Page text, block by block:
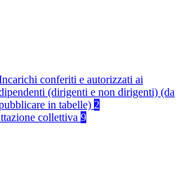
conferiti e autorizzati ai
(dirigenti e non dirigenti) (da
in tabelle) 2
collettiva 9